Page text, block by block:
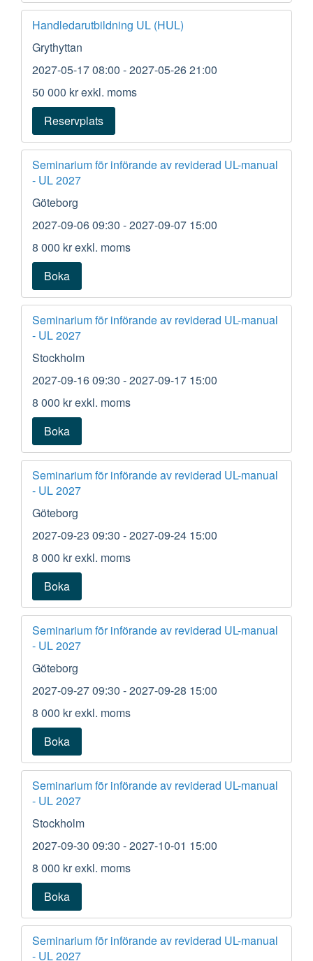
Handledarutbildning UL (HUL)
Grythyttan
2027-05-17 08:00 - 2027-05-26 21:00
50 000 krexkl. moms
Reservplats
Seminarium för införande av reviderad UL-manual
- UL 2027
Göteborg
2027-09-06 09:30 - 2027-09-07 15:00
8 000 krexkl. moms
Boka
Seminarium för införande av reviderad UL-manual
- UL 2027
Stockholm
2027-09-16 09:30 - 2027-09-17 15:00
8 000 krexkl. moms
Boka
Seminarium för införande av reviderad UL-manual
- UL 2027
Göteborg
2027-09-23 09:30 - 2027-09-24 15:00
8 000 krexkl. moms
Boka
Seminarium för införande av reviderad UL-manual
- UL 2027
Göteborg
2027-09-27 09:30 - 2027-09-28 15:00
8 000 krexkl. moms
Boka
Seminarium för införande av reviderad UL-manual
- UL 2027
Stockholm
2027-09-30 09:30 - 2027-10-01 15:00
8 000 krexkl. moms
Boka
Seminarium för införande av reviderad UL-manual
- UL 2027